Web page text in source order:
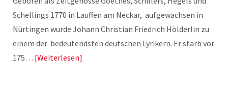
Schellings 1770 in Lauffen am Neckar, aufgewachsen in
Nürtingen wurde Johann Christian Friedrich Hölderlin zu
einem der bedeutendsten deutschen Lyrikern. Er starb vor
175… Weiterlesen